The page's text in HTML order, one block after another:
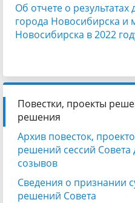
Об отчете о результатах
города Новосибирска и
Новосибирска в 2022
Повестки, проекты
решения
Архив повесток,
решений сессий
созывов
Сведения о признании
решений Совета